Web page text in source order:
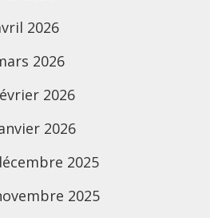
2026
2026
2026
2026
2025
2025